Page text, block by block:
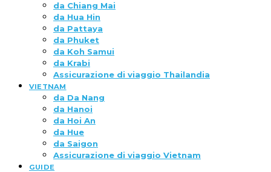
da Chiang Mai
da Hua Hin
da Pattaya
da Phuket
da Koh Samui
da Krabi
Assicurazione di viaggio Thailandia
VIETNAM
da Da Nang
da Hanoi
da Hoi An
da Hue
da Saigon
Assicurazione di viaggio Vietnam
GUIDE